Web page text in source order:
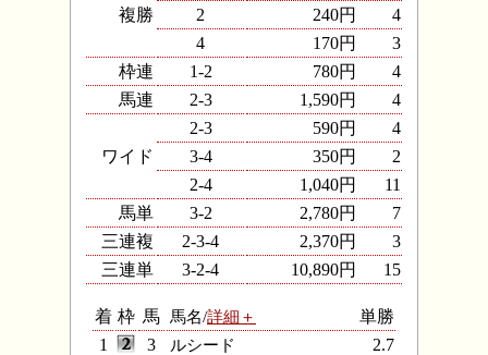
複勝 2 240円
4
4
170円
3
枠連
1-2 780円
4
馬連
2-3 1,590円 4
ワイド
2-3 590円
4
3-4
350円
2
2-4
1,040円
11
馬単
3-2 2,780円
7
三連複
2-3-4 2,370円
3
三連単
3-2-4 10,890円 15
着 枠 馬 馬名/詳細＋
単勝
1
3 ルシード
2.7